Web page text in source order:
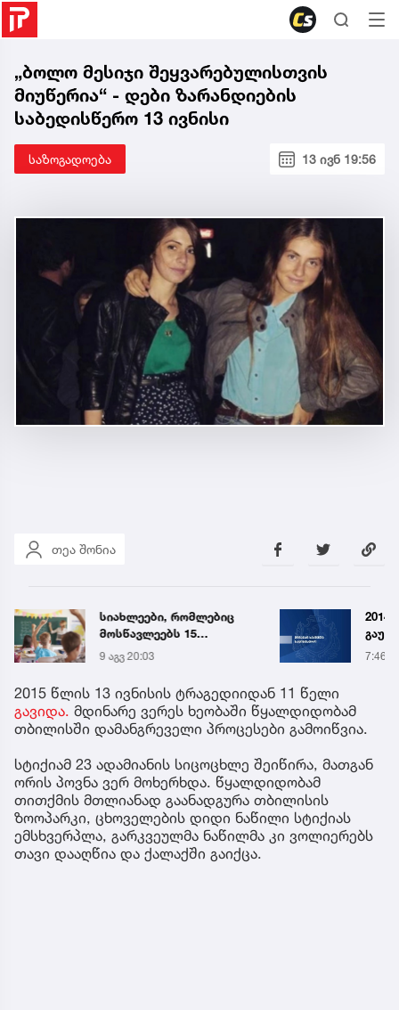
„ბოლო მესიჯი შეყვარებულისთვის
მიუწერია“ - დები ზარანდიების
საბედისწერო 13 ივნისი
საზოგადოება 13 ივნ 19:56
თეა შონია
სიახლეები, რომლებიც
მოსწავლეებს 15
სექტემბერს სკოლებში
დახვდებათ
9 აგვ 20:03
2014
7:46
2015 წლის 13 ივნისის ტრაგედიიდან 11 წელი
გავიდა. მდინარე ვერეს ხეობაში წყალდიდობამ
თბილისში დამანგრეველი პროცესები გამოიწვია.
სტიქიამ 23 ადამიანის სიცოცხლე შეიწირა, მათგან
ორის პოვნა ვერ მოხერხდა. წყალდიდობამ
თითქმის მთლიანად გაანადგურა თბილისის
ზოოპარკი, ცხოველების დიდი ნაწილი სტიქიას
ემსხვერპლა, გარკვეულმა ნაწილმა კი ვოლიერებს
თავი დააღწია და ქალაქში გაიქცა.